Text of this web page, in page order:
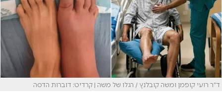
ד״ר רועי קופמן ומשה קובלנץ / רגלו של משה | קרדיט: דוברות הדסה